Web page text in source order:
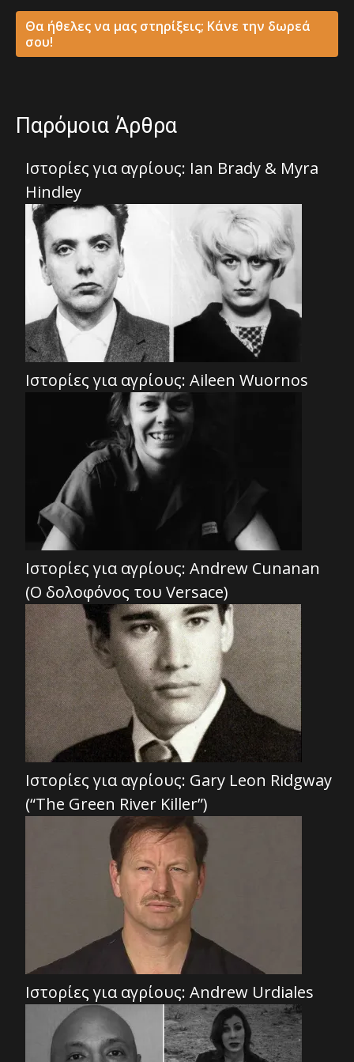
Θα ήθελες να μας στηρίξεις; Κάνε την δωρεά
σου!
Παρόμοια Άρθρα
Ιστορίες για αγρίους: Ian Brady & Myra
Hindley
Ιστορίες για αγρίους: Aileen Wuornos
Ιστορίες για αγρίους: Andrew Cunanan
(Ο δολοφόνος του Versace)
Ιστορίες για αγρίους: Gary Leon Ridgway
(“The Green River Killer”)
Ιστορίες για αγρίους: Andrew Urdiales